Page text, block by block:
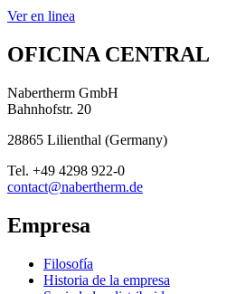
Ver en linea
OFICINA CENTRAL
Nabertherm GmbH
Bahnhofstr. 20
28865 Lilienthal (Germany)
Tel. +49 4298 922-0
contact@nabertherm.de
Empresa
Filosofía
Historia de la empresa